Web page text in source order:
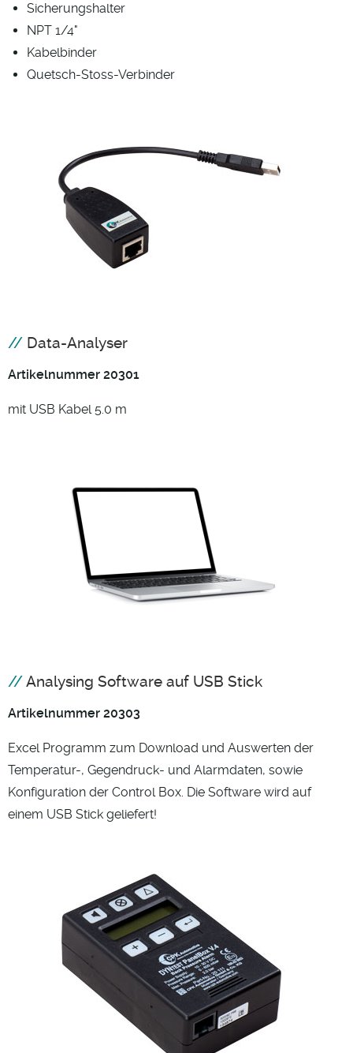
Sicherungshalter
NPT 1/4"
Kabelbinder
Quetsch-Stoss-Verbinder
Data-Analyser
Artikelnummer 20301
mit USB Kabel 5.0 m
Analysing Software auf USB Stick
Artikelnummer 20303
Excel Programm zum Download und Auswerten der
Temperatur-, Gegendruck- und Alarmdaten, sowie
Konfiguration der Control Box. Die Software wird auf
einem USB Stick geliefert!